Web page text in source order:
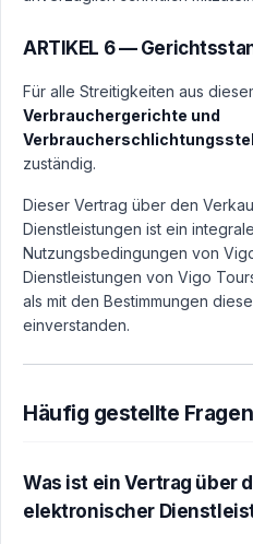
ARTIKEL 6 —
Für alle Streitigkeiten aus
Verbrauchergerichte und
zuständig.
Dieser Vertrag über den
Dienstleistungen ist ein
Nutzungsbedingungen von
Dienstleistungen von Vigo
als mit den Bestimmungen
einverstanden.
Häufig gestellte Fragen
Was ist ein Vertrag über
elektronischer